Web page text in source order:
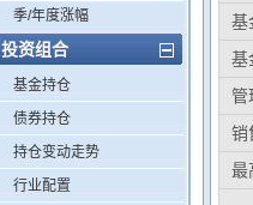
季/年度涨幅
投资组合
基金持仓
债券持仓
持仓变动走势
行业配置
基
基
管
销
最